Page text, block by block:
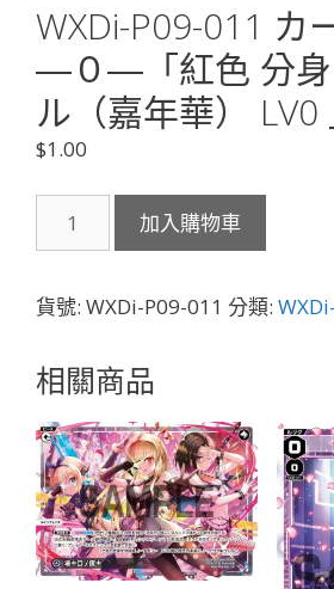
WXDi-P09-011 カ
―０―「紅色 分身
ル（嘉年華） LV0
$1.00
P09-
カ
バ
ル
―
０
―「紅
色
分
加入購物車
貨號: WXDi-P09-011 分類:
相關商品